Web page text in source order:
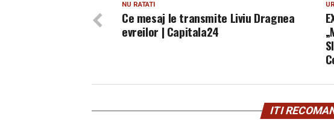
NU RATATI
Ce mesaj le transmite Liviu Dragnea
evreilor | Capitala24
ITI